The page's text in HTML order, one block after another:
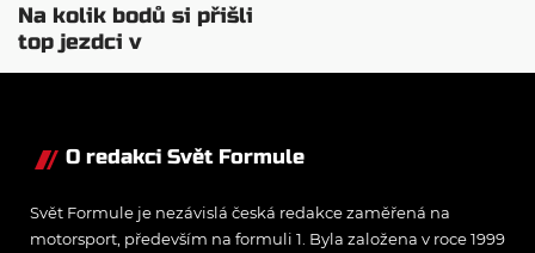
Na kolik bodů si přišli
top jezdci v
posledních 4
O redakci Svět Formule
Svět Formule je nezávislá česká redakce zaměřená na
motorsport, především na formuli 1. Byla založena v roce 1999